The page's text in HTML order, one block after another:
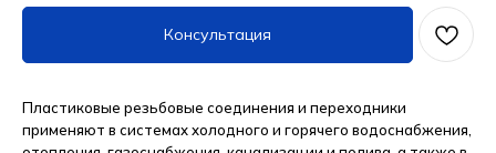
Консультация
Пластиковые резьбовые соединения и переходники
применяют в системах холодного и горячего водоснабжения,